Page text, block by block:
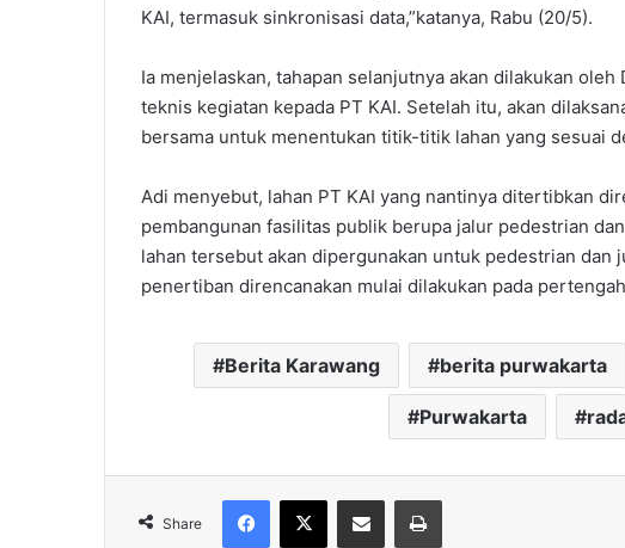
KAI, termasuk sinkronisasi data,”katanya, Rabu (20/5).
‎Ia menjelaskan, tahapan selanjutnya akan dilakukan
teknis kegiatan kepada PT KAI. Setelah itu, akan
bersama untuk menentukan titik-titik lahan yang sesuai
‎‎Adi menyebut, lahan PT KAI yang nantinya ditertibkan
pembangunan fasilitas publik berupa jalur pedestrian
lahan tersebut akan dipergunakan untuk pedestrian dan
penertiban direncanakan mulai dilakukan pada
Berita Karawang berita purwakarta
Purwakarta
Share
Facebook
X Share via Email Print